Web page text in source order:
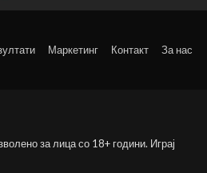
Маркетинг Контакт За нас
за лица со 18+ години. Играј